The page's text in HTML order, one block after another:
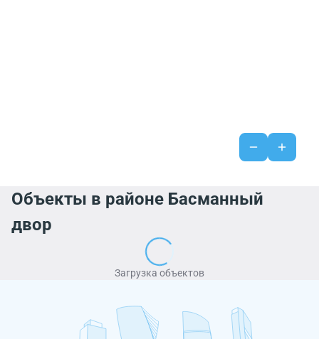
Объекты в районе Басманный
двор
Загрузка объектов